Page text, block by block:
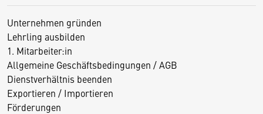
Unternehmen gründen
Lehrling ausbilden
1. Mitarbeiter:in
Allgemeine Geschäftsbedingungen / AGB
Dienstverhältnis beenden
Exportieren / Importieren
Förderungen